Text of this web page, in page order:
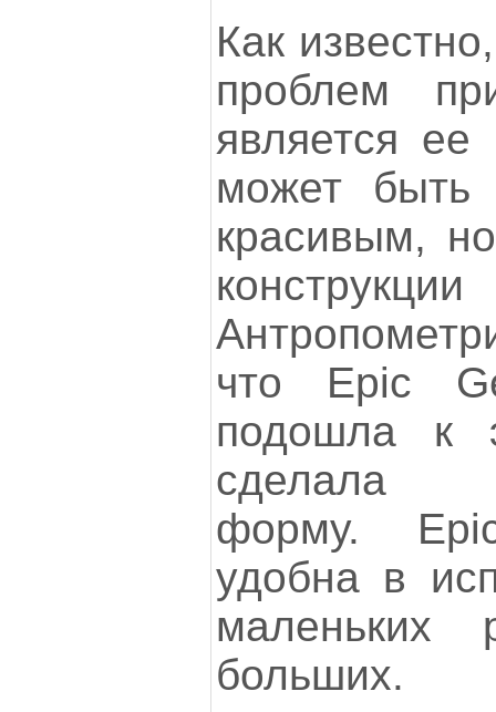
Как
проблем
является ее
может быть
красивым,
что Epic
подошла к
сделала
форму.
удобна в